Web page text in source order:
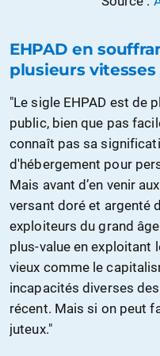
EHPAD en
plusieurs vitesses
"Le sigle EHPAD est de
public, bien que pas
connaît pas sa
d'hébergement pour
Mais avant d’en venir
versant doré et argenté
exploiteurs du grand
plus-value en exploitant
vieux comme le
incapacités diverses
récent. Mais si on peut
juteux."